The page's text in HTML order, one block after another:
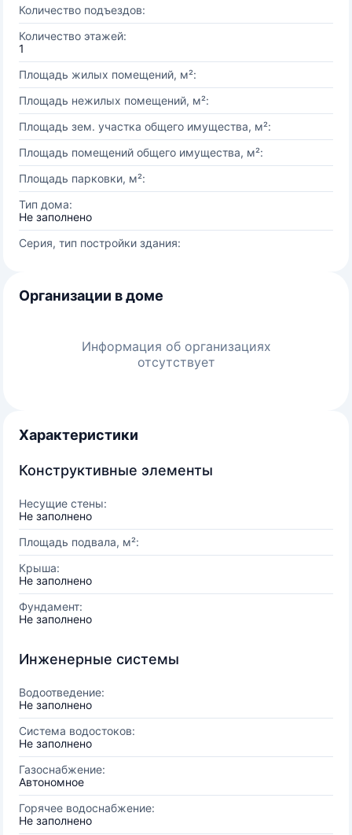
Количество подъездов:
Количество этажей:
1
Площадь жилых помещений, м²:
Площадь нежилых помещений, м²:
Площадь зем. участка общего имущества, м²:
Площадь помещений общего имущества, м²:
Площадь парковки, м²:
Тип дома:
Не заполнено
Серия, тип постройки здания:
Организации в доме
Информация об организациях
отсутствует
Характеристики
Конструктивные элементы
Несущие стены:
Не заполнено
Площадь подвала, м²:
Крыша:
Не заполнено
Фундамент:
Не заполнено
Инженерные системы
Водоотведение:
Не заполнено
Система водостоков:
Не заполнено
Газоснабжение:
Автономное
Горячее водоснабжение:
Не заполнено